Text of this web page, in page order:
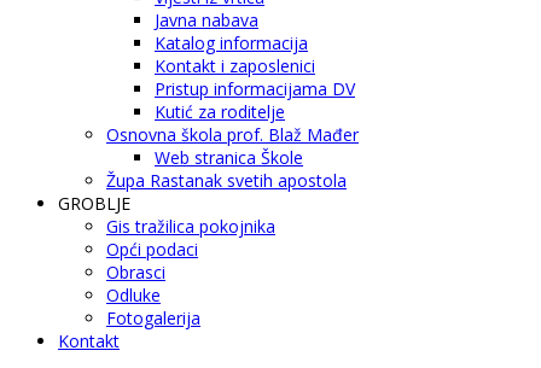
Javna nabava
Katalog informacija
Kontakt i zaposlenici
Pristup informacijama DV
Kutić za roditelje
Osnovna škola prof. Blaž Mađer
Web stranica Škole
Župa Rastanak svetih apostola
GROBLJE
Gis tražilica pokojnika
Opći podaci
Obrasci
Odluke
Fotogalerija
Kontakt